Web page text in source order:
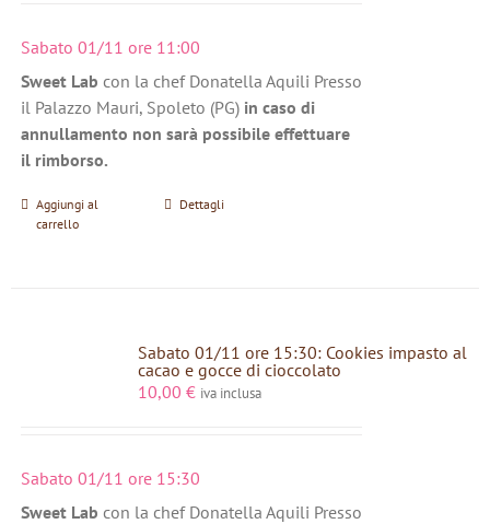
Sabato 01/11 ore 11:00
Sweet Lab con la chef Donatella Aquili Presso
il Palazzo Mauri, Spoleto (PG) in caso di
annullamento non sarà possibile effettuare
il rimborso.
Aggiungi al
carrello
Dettagli
Sabato 01/11 ore 15:30: Cookies impasto al
cacao e gocce di cioccolato
10,00 € iva inclusa
Sabato 01/11 ore 15:30
Sweet Lab con la chef Donatella Aquili Presso